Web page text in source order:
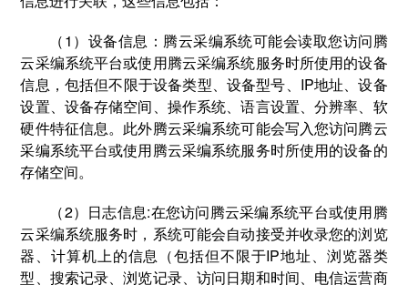
（1）设备信息：腾云采编系统可能会读取您访问腾
云采编系统平台或使用腾云采编系统服务时所使用的设备
信息，包括但不限于设备类型、设备型号、IP地址、设备
设置、设备存储空间、操作系统、语言设置、分辨率、软
硬件特征信息。此外腾云采编系统可能会写入您访问腾云
采编系统平台或使用腾云采编系统服务时所使用的设备的
存储空间。
（2）日志信息:在您访问腾云采编系统平台或使用腾
云采编系统服务时，系统可能会自动接受并收录您的浏览
器、计算机上的信息（包括但不限于IP地址、浏览器类
型、搜索记录、浏览记录、访问日期和时间、电信运营商